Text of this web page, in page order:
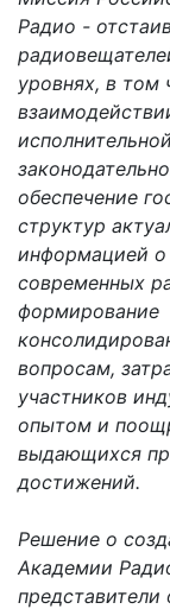
Радио -
уровнях, в том
обеспечение
структур
информацией о
современных
формирование
вопросам,
участников
опытом и
выдающихся
достижений.
Решение о
Академии
представители